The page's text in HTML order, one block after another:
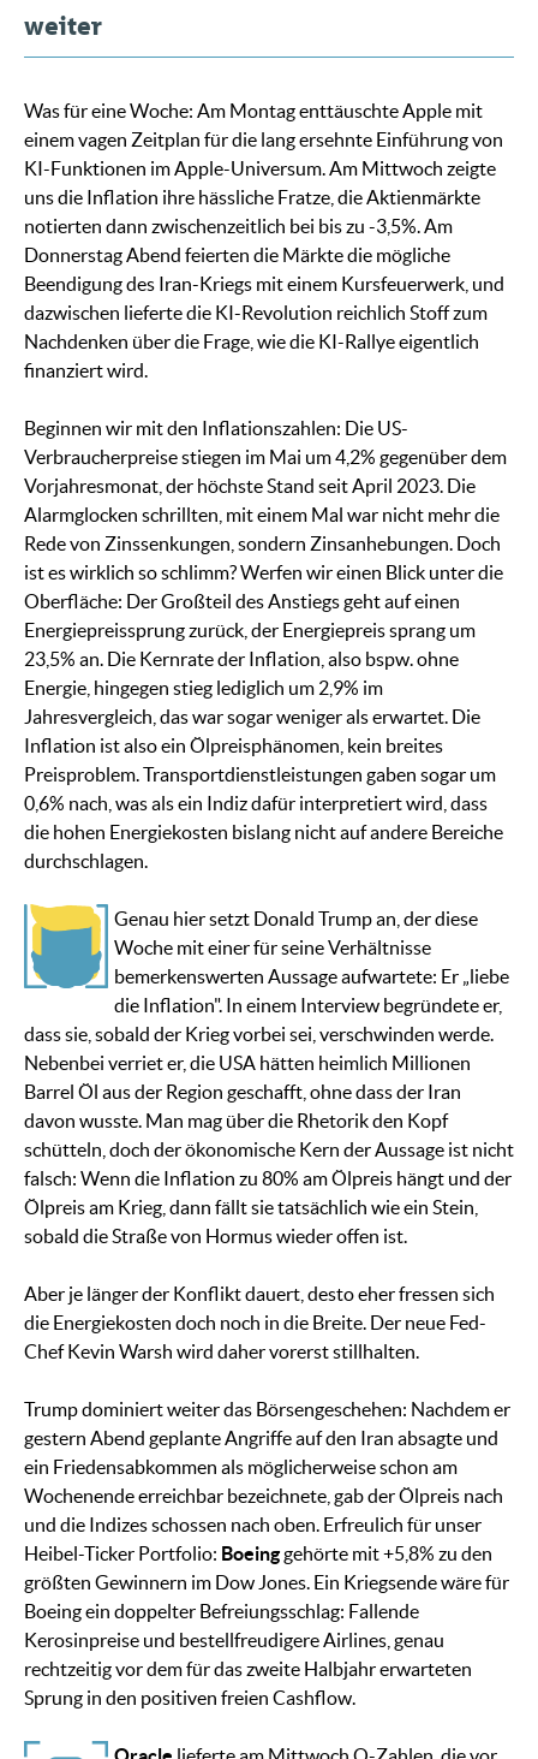
weiter
Was für eine Woche: Am Montag enttäuschte Apple mit
einem vagen Zeitplan für die lang ersehnte Einführung von
KI-Funktionen im Apple-Universum. Am Mittwoch zeigte
uns die Inflation ihre hässliche Fratze, die Aktienmärkte
notierten dann zwischenzeitlich bei bis zu -3,5%. Am
Donnerstag Abend feierten die Märkte die mögliche
Beendigung des Iran-Kriegs mit einem Kursfeuerwerk, und
dazwischen lieferte die KI-Revolution reichlich Stoff zum
Nachdenken über die Frage, wie die KI-Rallye eigentlich
finanziert wird.
Beginnen wir mit den Inflationszahlen: Die US-
Verbraucherpreise stiegen im Mai um 4,2% gegenüber dem
Vorjahresmonat, der höchste Stand seit April 2023. Die
Alarmglocken schrillten, mit einem Mal war nicht mehr die
Rede von Zinssenkungen, sondern Zinsanhebungen. Doch
ist es wirklich so schlimm? Werfen wir einen Blick unter die
Oberfläche: Der Großteil des Anstiegs geht auf einen
Energiepreissprung zurück, der Energiepreis sprang um
23,5% an. Die Kernrate der Inflation, also bspw. ohne
Energie, hingegen stieg lediglich um 2,9% im
Jahresvergleich, das war sogar weniger als erwartet. Die
Inflation ist also ein Ölpreisphänomen, kein breites
Preisproblem. Transportdienstleistungen gaben sogar um
0,6% nach, was als ein Indiz dafür interpretiert wird, dass
die hohen Energiekosten bislang nicht auf andere Bereiche
durchschlagen.
Genau hier setzt Donald Trump an, der diese
Woche mit einer für seine Verhältnisse
bemerkenswerten Aussage aufwartete: Er „liebe
die Inflation". In einem Interview begründete er,
dass sie, sobald der Krieg vorbei sei, verschwinden werde.
Nebenbei verriet er, die USA hätten heimlich Millionen
Barrel Öl aus der Region geschafft, ohne dass der Iran
davon wusste. Man mag über die Rhetorik den Kopf
schütteln, doch der ökonomische Kern der Aussage ist nicht
falsch: Wenn die Inflation zu 80% am Ölpreis hängt und der
Ölpreis am Krieg, dann fällt sie tatsächlich wie ein Stein,
sobald die Straße von Hormus wieder offen ist.
Aber je länger der Konflikt dauert, desto eher fressen sich
die Energiekosten doch noch in die Breite. Der neue Fed-
Chef Kevin Warsh wird daher vorerst stillhalten.
Trump dominiert weiter das Börsengeschehen: Nachdem er
gestern Abend geplante Angriffe auf den Iran absagte und
ein Friedensabkommen als möglicherweise schon am
Wochenende erreichbar bezeichnete, gab der Ölpreis nach
und die Indizes schossen nach oben. Erfreulich für unser
Heibel-Ticker Portfolio: Boeinggehörte mit +5,8% zu den
größten Gewinnern im Dow Jones. Ein Kriegsende wäre für
Boeing ein doppelter Befreiungsschlag: Fallende
Kerosinpreise und bestellfreudigere Airlines, genau
rechtzeitig vor dem für das zweite Halbjahr erwarteten
Sprung in den positiven freien Cashflow.